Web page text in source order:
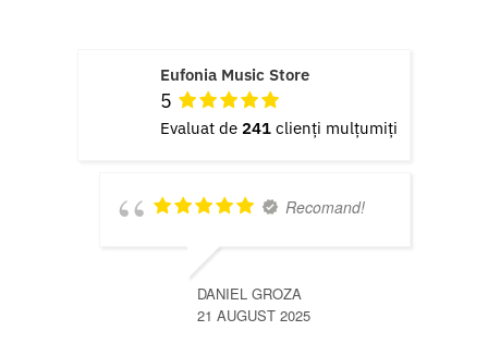
Eufonia Music Store
5
Evaluat de 241clienți mulțumiți
Recomand!
DANIEL GROZA
21 AUGUST 2025